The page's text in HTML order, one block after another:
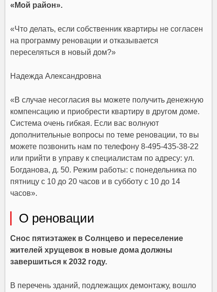
«Мой район».
«Что делать, если собственник квартиры не согласен
на программу реновации и отказывается
переселяться в новый дом?»
Надежда Александровна
«В случае несогласия вы можете получить денежную
компенсацию и приобрести квартиру в другом доме.
Система очень гибкая. Если вас волнуют
дополнительные вопросы по теме реновации, то вы
можете позвонить нам по телефону 8-495-435-38-22
или прийти в управу к специалистам по адресу: ул.
Богданова, д. 50. Режим работы: с понедельника по
пятницу с 10 до 20 часов и в субботу с 10 до 14
часов».
О реновации
Снос пятиэтажек в Солнцево и переселение
жителей хрущевок в новые дома должны
завершиться к 2032 году.
В перечень зданий, подлежащих демонтажу, вошло